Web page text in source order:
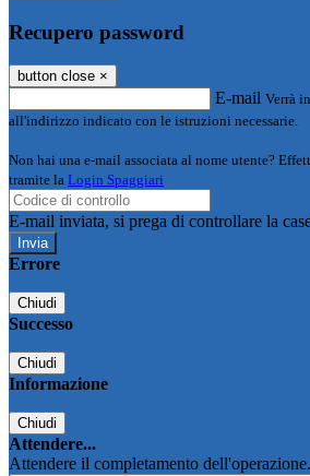
Recupero password
button close ×
E-mail Verrà
all'indirizzo indicato con le istruzioni necessarie.
Non hai una e-mail associata al nome utente?
tramite la Login Spaggiari
E-mail inviata, si prega di controllare la
Errore
Chiudi
Successo
Chiudi
Informazione
Chiudi
Attendere...
Attendere il completamento